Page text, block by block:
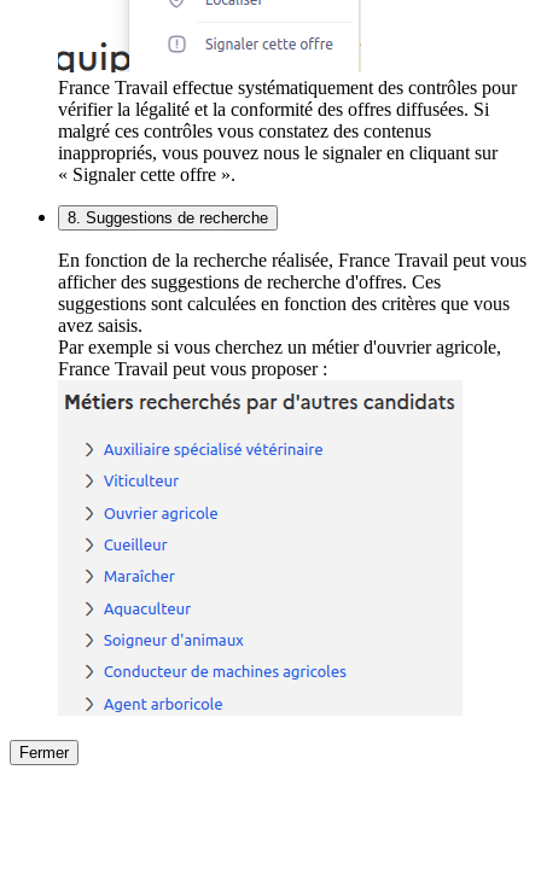
France Travail effectue systématiquement des contrôles pour
vérifier la légalité et la conformité des offres diffusées. Si
malgré ces contrôles vous constatez des contenus
inappropriés, vous pouvez nous le signaler en cliquant sur
« Signaler cette offre ».
8. Suggestions de recherche
En fonction de la recherche réalisée, France Travail peut vous
afficher des suggestions de recherche d'offres. Ces
suggestions sont calculées en fonction des critères que vous
avez saisis.
Par exemple si vous cherchez un métier d'ouvrier agricole,
France Travail peut vous proposer :
Fermer